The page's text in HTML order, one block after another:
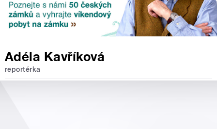
Adéla Kavříková
reportérka